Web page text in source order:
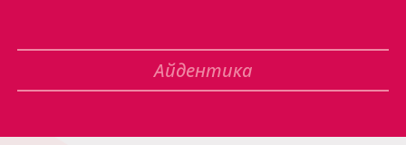
Айдентика